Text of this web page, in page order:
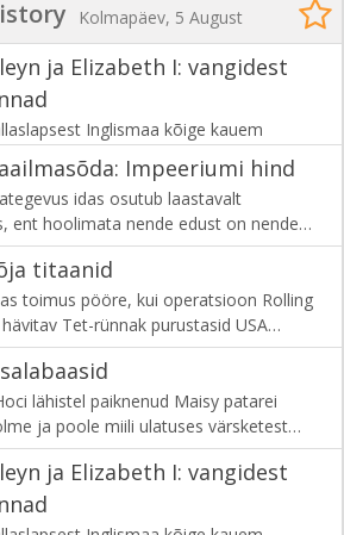
Kolmapäev, 5 August
ja Elizabeth I: vangidest
Inglismaa kõige kauem
ühe edukama monarhini - uurime
läbi tema keerulise sideme oma
Impeeriumi hind
idas osutub laastavalt
ent hoolimata nende edust on nende
aimatav. Nad äratasid unest
jõu.titaanid
toimus pööre, kui operatsioon Rolling
Tet-rünnak purustasid USA
eskaleeris Vietnami sõda ja Ho Chi Minh
vastupanu.
lähistel paiknenud Maisy patarei
ja poole miili ulatuses värsketest
punkritest, barakkidest ja
mis annavad uut teavet
kohta.
ja Elizabeth I: vangidest